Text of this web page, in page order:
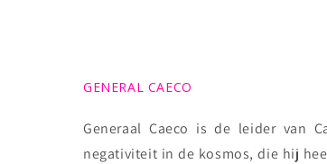
GENERAL CAECO
Generaal Caeco is de leider van
negativiteit in de kosmos, die hij